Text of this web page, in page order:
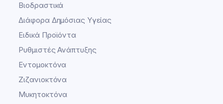
Βιοδραστικά
Διάφορα Δημόσιας Υγείας
Ειδικά Προϊόντα
Ρυθμιστές Ανάπτυξης
Εντομοκτόνα
Ζιζανιοκτόνα
Μυκητοκτόνα